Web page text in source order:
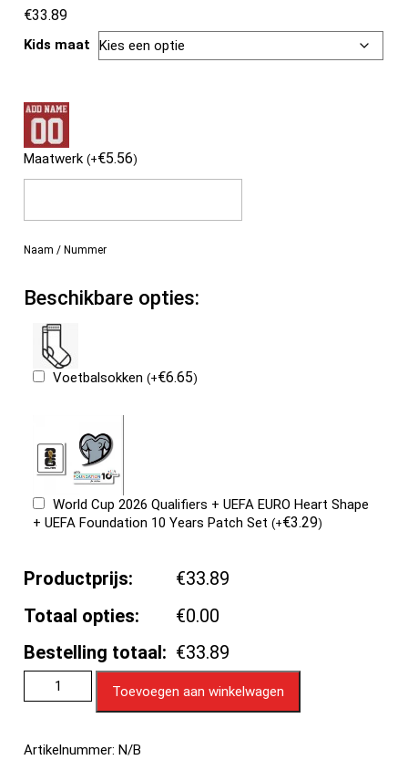
€33.89
Kids maat
Maatwerk(+€5.56)
Naam / Nummer
Beschikbare opties:
Voetbalsokken(+€6.65)
World Cup 2026 Qualifiers + UEFA EURO Heart Shape
+ UEFA Foundation 10 Years Patch Set(+€3.29)
Productprijs:
€33.89
Totaal opties:
€0.00
Bestelling totaal: €33.89
Toevoegen aan winkelwagen
Artikelnummer:N/B